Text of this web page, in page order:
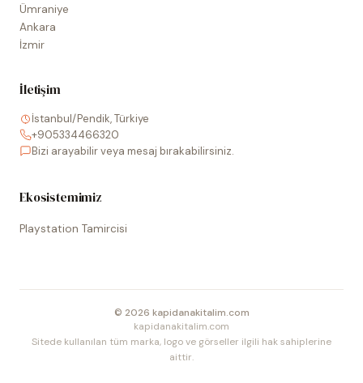
Ümraniye
Ankara
İzmir
İletişim
İstanbul/Pendik, Türkiye
+905334466320
Bizi arayabilir veya mesaj bırakabilirsiniz.
Ekosistemimiz
Playstation Tamircisi
© 2026 kapidanakitalim.com
kapidanakitalim.com
Sitede kullanılan tüm marka, logo ve görseller ilgili hak sahiplerine
aittir.